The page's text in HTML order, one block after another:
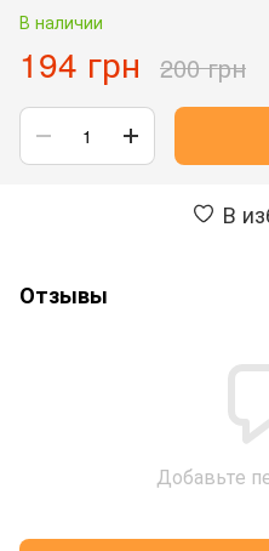
В наличии
194 грн 200 грн
В
Отзывы
Добавьте